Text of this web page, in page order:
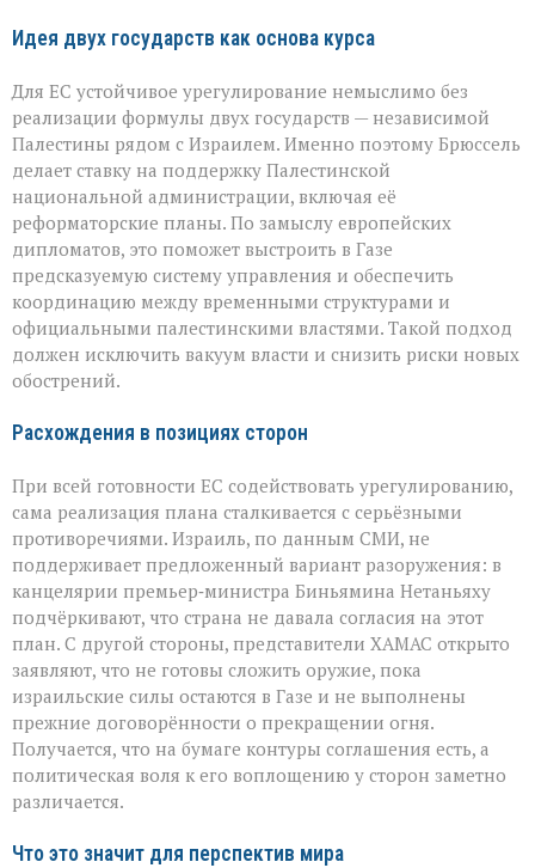
Идея двух государств как основа курса
Для ЕС устойчивое урегулирование немыслимо без
реализации формулы двух государств — независимой
Палестины рядом с Израилем. Именно поэтому Брюссель
делает ставку на поддержку Палестинской
национальной администрации, включая её
реформаторские планы. По замыслу европейских
дипломатов, это поможет выстроить в Газе
предсказуемую систему управления и обеспечить
координацию между временными структурами и
официальными палестинскими властями. Такой подход
должен исключить вакуум власти и снизить риски новых
обострений.
Расхождения в позициях сторон
При всей готовности ЕС содействовать урегулированию,
сама реализация плана сталкивается с серьёзными
противоречиями. Израиль, по данным СМИ, не
поддерживает предложенный вариант разоружения: в
канцелярии премьер‑министра Биньямина Нетаньяху
подчёркивают, что страна не давала согласия на этот
план. С другой стороны, представители ХАМАС открыто
заявляют, что не готовы сложить оружие, пока
израильские силы остаются в Газе и не выполнены
прежние договорённости о прекращении огня.
Получается, что на бумаге контуры соглашения есть, а
политическая воля к его воплощению у сторон заметно
различается.
Что это значит для перспектив мира